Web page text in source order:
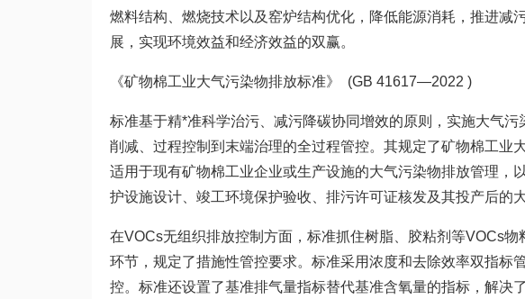
燃料结构、燃烧技术以及窑炉结构优化，降低能源消耗，推进减
展，实现环境效益和经济效益的双赢。
《矿物棉工业大气污染物排放标准》 (GB 41617—2022 )
标准基于精*准科学治污、减污降碳协同增效的原则，实施大气
削减、过程控制到末端治理的全过程管控。其规定了矿物棉工业
适用于现有矿物棉工业企业或生产设施的大气污染物排放管理，
护设施设计、竣工环境保护验收、排污许可证核发及其投产后的
在VOCs无组织排放控制方面，标准抓住树脂、胶粘剂等VOCs
环节，规定了措施性管控要求。标准采用浓度和去除效率双指标
控。标准还设置了基准排气量指标替代基准含氧量的指标，解决